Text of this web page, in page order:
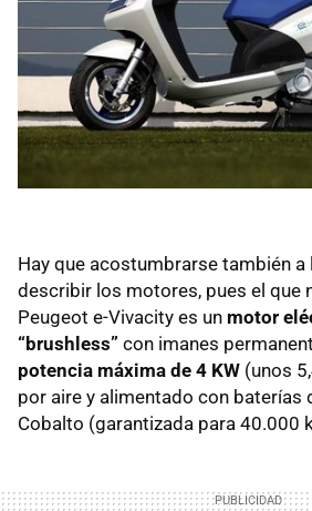
Hay que acostumbrarse también a
describir los motores, pues el que
Peugeot e-Vivacity es un motor
“brushless” con imanes
potencia máxima de 4 KW (unos
por aire y alimentado con baterías
Cobalto (garantizada para 40.000